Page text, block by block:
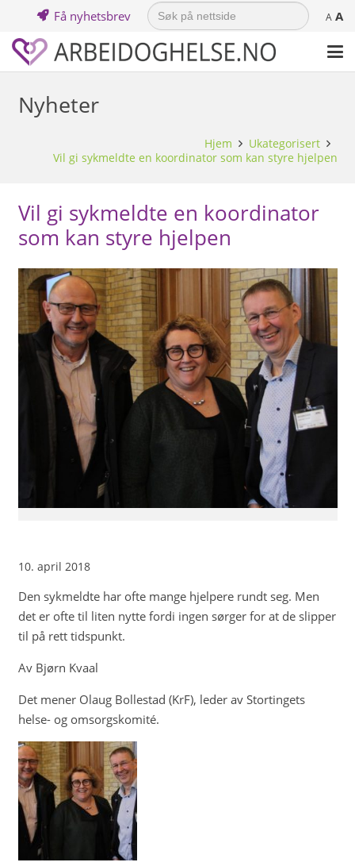
Få nyhetsbrev
Search
for: A A
Nyheter
Hjem
Ukategorisert
Vil gi sykmeldte en koordinator som kan styre hjelpen
Vil gi sykmeldte en koordinator
som kan styre hjelpen
10. april 2018
Den sykmeldte har ofte mange hjelpere rundt seg. Men
det er ofte til liten nytte fordi ingen sørger for at de slipper
til på rett tidspunkt.
Av Bjørn Kvaal
Det mener Olaug Bollestad (KrF), leder av Stortingets
helse- og omsorgskomité.